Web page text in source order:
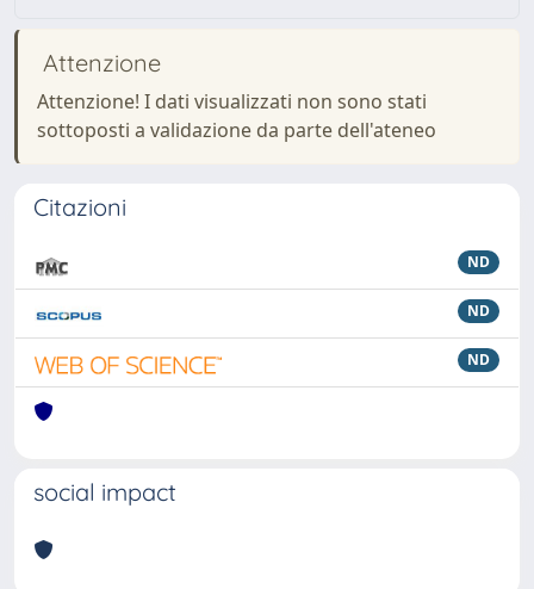
Attenzione
Attenzione! I dati visualizzati non sono stati
sottoposti a validazione da parte dell'ateneo
Citazioni
ND
ND
ND
social impact